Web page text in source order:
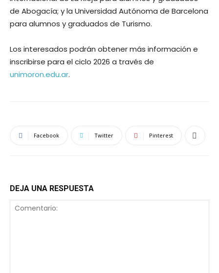
de Abogacía; y la Universidad Autónoma de Barcelona
para alumnos y graduados de Turismo.
Los interesados podrán obtener más información e
inscribirse para el ciclo 2026 a través de
unimoron.edu.ar.
Facebook Twitter Pinterest
DEJA UNA RESPUESTA